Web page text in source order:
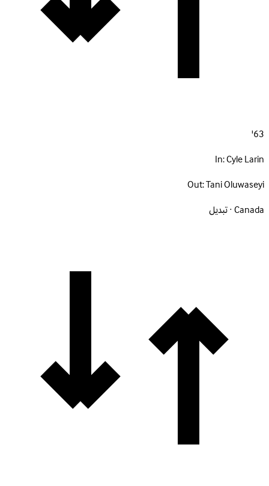
63'
In:Cyle Larin
Out:Tani Oluwaseyi
Canada · تبديل